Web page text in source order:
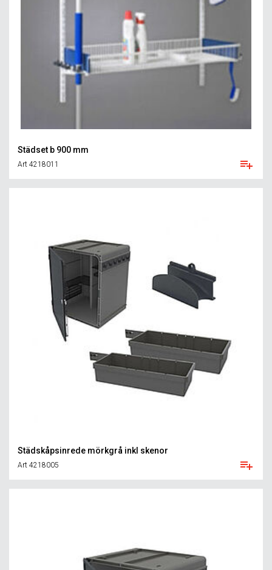
Städset b 900 mm
Art 4218011
Städskåpsinrede mörkgrå inkl skenor
Art 4218005